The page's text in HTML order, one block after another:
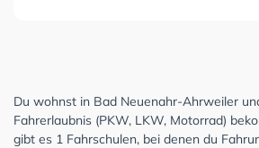
Du wohnst in Bad Neuenahr-Ahrweiler
Fahrerlaubnis (PKW, LKW, Motorrad)
gibt es 1 Fahrschulen, bei denen du